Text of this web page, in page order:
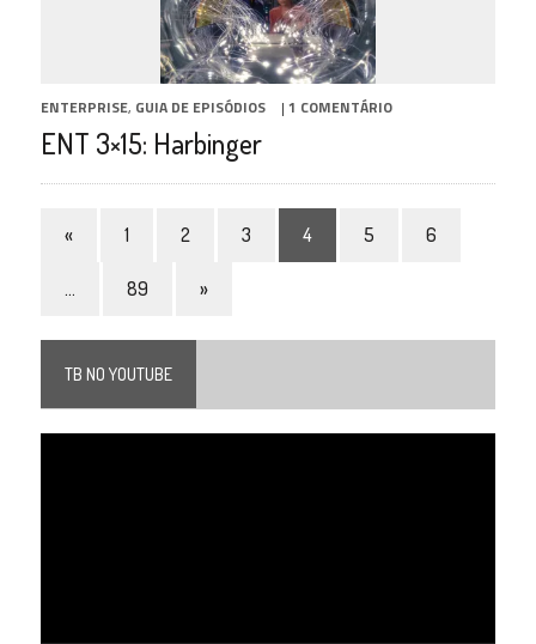
ENTERPRISE, GUIA DE EPISÓDIOS | 1 COMENTÁRIO
ENT 3×15: Harbinger
« 1 2 3 4 5 6
… 89 »
TB NO YOUTUBE